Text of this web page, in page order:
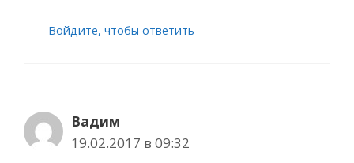
Войдите, чтобы ответить
Вадим
19.02.2017 в 09:32